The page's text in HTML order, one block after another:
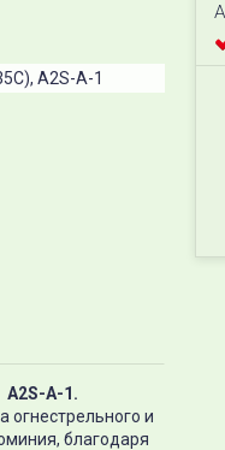
A2S​-A-1
A2S-A-1.
огнестрельного и
благодаря